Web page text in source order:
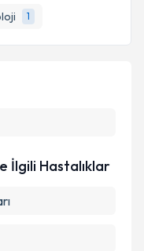
1
ilişkin
Gönder
İlgili Hastalıklar